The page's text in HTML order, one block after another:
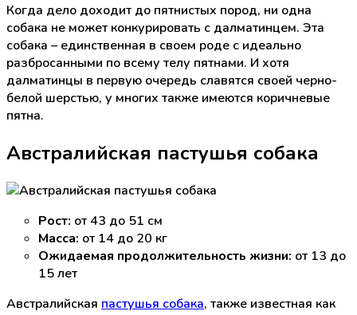
Когда дело доходит до пятнистых пород, ни одна
собака не может конкурировать с далматинцем. Эта
собака – единственная в своем роде с идеально
разбросанными по всему телу пятнами. И хотя
далматинцы в первую очередь славятся своей черно-
белой шерстью, у многих также имеются коричневые
пятна.
Австралийская пастушья собака
Рост: от 43 до 51 см
Масса: от 14 до 20 кг
Ожидаемая продолжительность жизни: от 13 до
15 лет
Австралийская пастушья собака, также известная как